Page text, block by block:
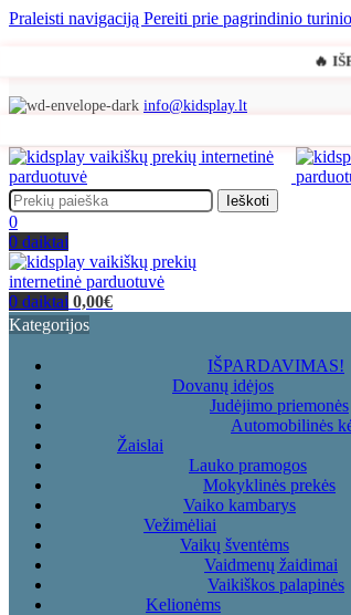
Praleisti navigaciją Pereiti prie pagrindinio turinio
🔥
info@kidsplay.lt
Ieškoti
0
0 daiktai
0 daiktai 0,00€
Kategorijos
IŠPARDAVIMAS!
Dovanų idėjos
Judėjimo priemonės
Automobilinės
Žaislai
Lauko pramogos
Mokyklinės prekės
Vaiko kambarys
Vežimėliai
Vaikų šventėms
Vaidmenų žaidimai
Vaikiškos palapinės
Kelionėms